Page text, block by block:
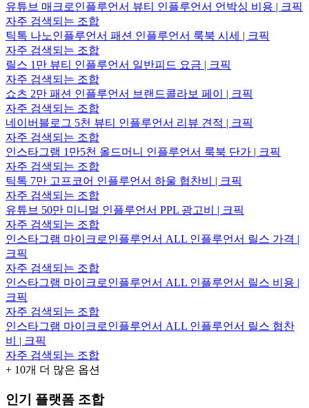
유튜브 매크로인플루언서 뷰티 인플루언서 언박싱 비용 | 크픽
자주 검색되는 조합
틱톡 나노인플루언서 패션 인플루언서 룩북 시세 | 크픽
자주 검색되는 조합
릴스 1만 뷰티 인플루언서 일반피드 요금 | 크픽
자주 검색되는 조합
쇼츠 2만 패션 인플루언서 브랜드콜라보 페이 | 크픽
자주 검색되는 조합
네이버블로그 5천 뷰티 인플루언서 리뷰 견적 | 크픽
자주 검색되는 조합
인스타그램 1만5천 올드머니 인플루언서 룩북 단가 | 크픽
자주 검색되는 조합
틱톡 7만 고프코어 인플루언서 하울 협찬비 | 크픽
자주 검색되는 조합
유튜브 50만 미니멀 인플루언서 PPL 광고비 | 크픽
자주 검색되는 조합
인스타그램 마이크로인플루언서 ALL 인플루언서 릴스 가격 |
크픽
자주 검색되는 조합
인스타그램 마이크로인플루언서 ALL 인플루언서 릴스 비용 |
크픽
자주 검색되는 조합
인스타그램 마이크로인플루언서 ALL 인플루언서 릴스 협찬
비 | 크픽
자주 검색되는 조합
+ 10개 더 많은 옵션
인기 플랫폼 조합